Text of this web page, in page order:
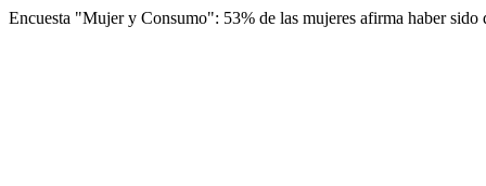
Encuesta "Mujer y Consumo": 53% de las mujeres afirma haber